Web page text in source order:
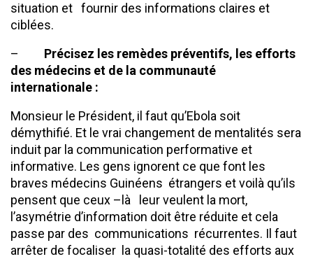
situation et fournir des informations claires et
ciblées.
– Précisez les remèdes préventifs, les efforts
des médecins et de la communauté
internationale :
Monsieur le Président, il faut qu’Ebola soit
démythifié. Et le vrai changement de mentalités sera
induit par la communication performative et
informative. Les gens ignorent ce que font les
braves médecins Guinéens étrangers et voilà qu’ils
pensent que ceux –là leur veulent la mort,
l’asymétrie d’information doit être réduite et cela
passe par des communications récurrentes. Il faut
arrêter de focaliser la quasi-totalité des efforts aux